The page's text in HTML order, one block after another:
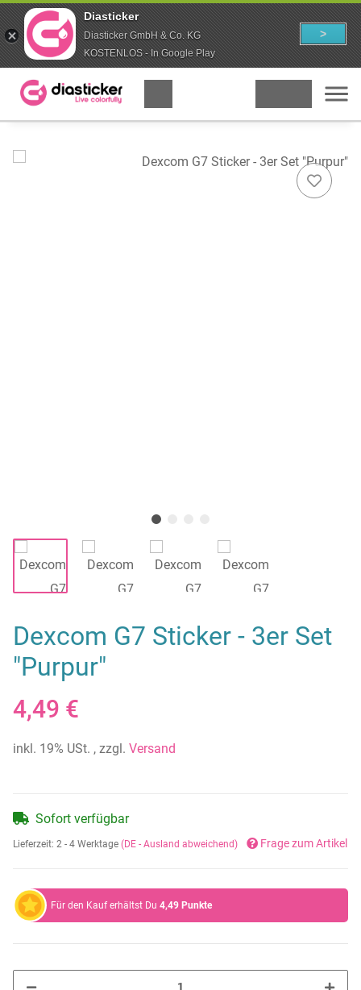
Diasticker
Diasticker GmbH & Co. KG
KOSTENLOS - In Google Play
>
Dexcom G7 Sticker - 3er Set
"Purpur"
4,49 €
inkl. 19% USt. , zzgl. Versand
Sofort verfügbar
Lieferzeit: 2 - 4 Werktage (DE - Ausland abweichend) Frage zum Artikel
Für den Kauf erhältst Du 4,49 Punkte